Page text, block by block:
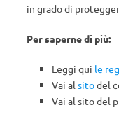
in grado di
Per saperne di più:
Leggi qui le
Vai al sitodel
Vai al sito del